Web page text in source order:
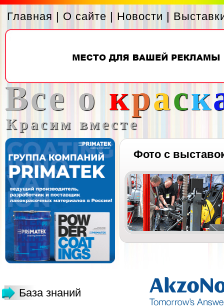
Главная | О сайте | Новости |
Все о краск
Красим вместе
Фото с
База знаний